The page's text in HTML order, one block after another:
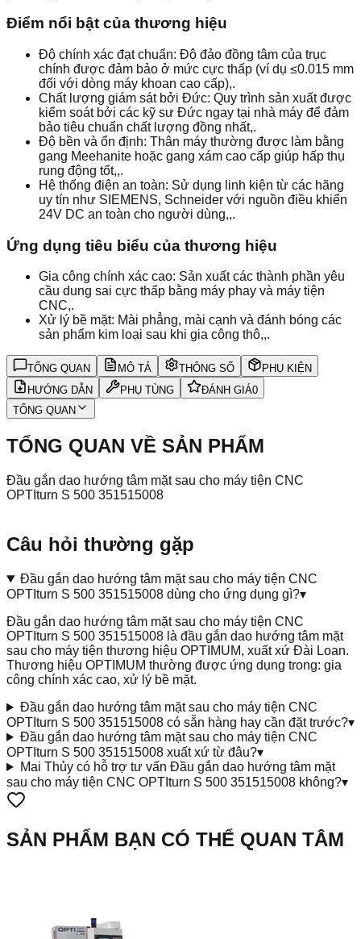
Điểm nổi bật của thương hiệu
Độ chính xác đạt chuẩn: Độ đảo đồng tâm của trục
chính được đảm bảo ở mức cực thấp (ví dụ ≤0.015 mm
đối với dòng máy khoan cao cấp),.
Chất lượng giám sát bởi Đức: Quy trình sản xuất được
kiểm soát bởi các kỹ sư Đức ngay tại nhà máy để đảm
bảo tiêu chuẩn chất lượng đồng nhất,.
Độ bền và ổn định: Thân máy thường được làm bằng
gang Meehanite hoặc gang xám cao cấp giúp hấp thụ
rung động tốt,,.
Hệ thống điện an toàn: Sử dụng linh kiện từ các hãng
uy tín như SIEMENS, Schneider với nguồn điều khiển
24V DC an toàn cho người dùng,,.
Ứng dụng tiêu biểu của thương hiệu
Gia công chính xác cao: Sản xuất các thành phần yêu
cầu dung sai cực thấp bằng máy phay và máy tiện
CNC,.
Xử lý bề mặt: Mài phẳng, mài cạnh và đánh bóng các
sản phẩm kim loại sau khi gia công thô,,.
TỔNG QUAN MÔ TẢ THÔNG SỐ
PHỤ KIỆN
HƯỚNG DẪN
PHỤ TÙNG ĐÁNH GIÁ0
TỔNG QUAN
TỔNG QUAN VỀ SẢN PHẨM
Đầu gắn dao hướng tâm mặt sau cho máy tiện CNC
OPTIturn S 500 351515008
Câu hỏi thường gặp
Đầu gắn dao hướng tâm mặt sau cho máy tiện CNC
OPTIturn S 500 351515008 dùng cho ứng dụng gì?▾
Đầu gắn dao hướng tâm mặt sau cho máy tiện CNC
OPTIturn S 500 351515008 là đầu gắn dao hướng tâm mặt
sau cho máy tiện thương hiệu OPTIMUM, xuất xứ Đài Loan.
Thương hiệu OPTIMUM thường được ứng dụng trong: gia
công chính xác cao, xử lý bề mặt.
Đầu gắn dao hướng tâm mặt sau cho máy tiện CNC
OPTIturn S 500 351515008 có sẵn hàng hay cần đặt trước?▾
Đầu gắn dao hướng tâm mặt sau cho máy tiện CNC
OPTIturn S 500 351515008 xuất xứ từ đâu?▾
Mai Thủy có hỗ trợ tư vấn Đầu gắn dao hướng tâm mặt
sau cho máy tiện CNC OPTIturn S 500 351515008 không?▾
SẢN PHẨM BẠN CÓ THỂ QUAN TÂM